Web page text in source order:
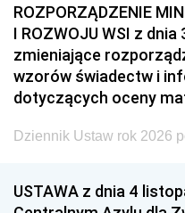
ROZPORZĄDZENIE
I ROZWOJU WSI z dnia
zmieniające
wzorów świadectw i
dotyczących oceny
Dziennik Ustaw rok 2026
USTAWA z dnia 4